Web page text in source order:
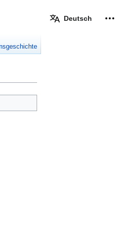
Deutsch